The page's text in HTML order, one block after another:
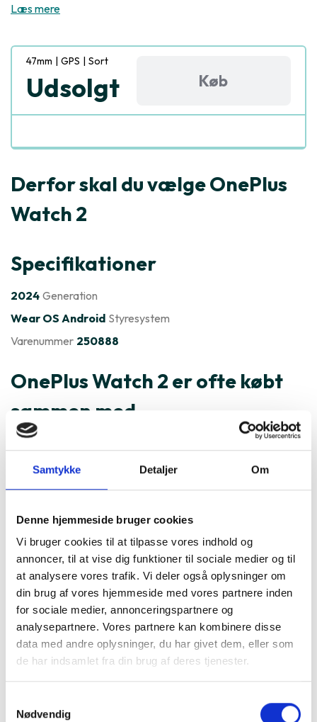
Samtykke Detaljer Om
Denne hjemmeside bruger cookies
Vi bruger cookies til at tilpasse vores indhold og
annoncer, til at vise dig funktioner til sociale medier og til
at analysere vores trafik. Vi deler også oplysninger om
din brug af vores hjemmeside med vores partnere inden
for sociale medier, annonceringspartnere og
analysepartnere. Vores partnere kan kombinere disse
data med andre oplysninger, du har givet dem, eller som
de har indsamlet fra din brug af deres tjenester.
Nødvendig
Læs mere
47mm | GPS | Sort
Udsolgt Køb
Derfor skal du vælge OnePlus
Watch 2
Specifikationer
2024 Generation
Wear OS Android Styresystem
Varenummer 250888
OnePlus Watch 2 er ofte købt
sammen med
Montering (OBS.
skærmbeskyttelse IKKE
99 kr.
Pro/14/16e/17e